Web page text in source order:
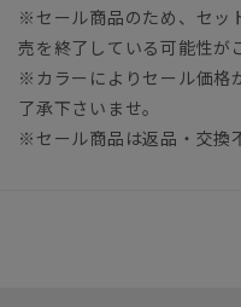
※セール商品のため、セッ
売を終了している可能性が
※カラーによりセール価格
了承下さいませ。
※セール商品は返品・交換